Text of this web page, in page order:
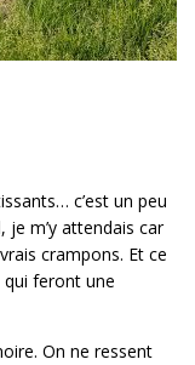
c’est un peu
je m’y attendais car
crampons. Et ce
qui feront une
On ne ressent